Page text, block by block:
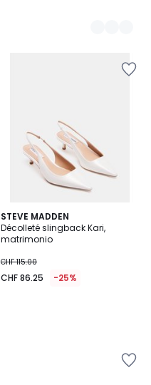
STEVE MADDEN
Décolleté slingback Kari,
matrimonio
CHF 115.00
CHF 86.25 -25%